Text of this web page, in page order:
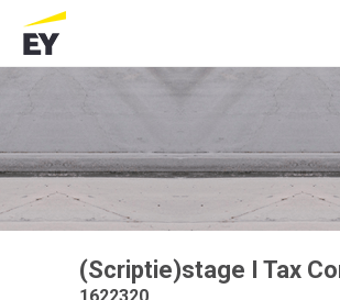
(Scriptie)stage I Tax